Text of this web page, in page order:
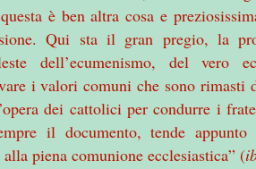
è ben altra cosa e
Qui sta il gran pregio, la
dell’ecumenismo, del vero
i valori comuni che sono
dei cattolici per condurre i
il documento, tende
piena comunione ecclesiastica” (